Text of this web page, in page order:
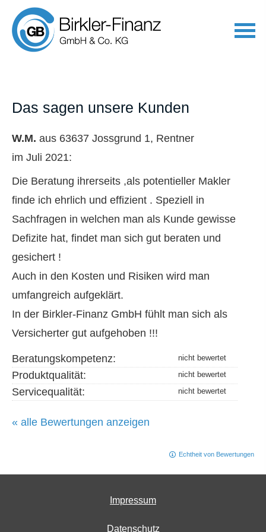
Das sagen unsere Kunden
W.M. aus 63637 Jossgrund 1, Rentner
im Juli 2021:
Die Beratung ihrerseits ,als potentieller Makler
finde ich ehrlich und effizient . Speziell in
Sachfragen in welchen man als Kunde gewisse
Defizite hat, findet man sich gut beraten und
gesichert !
Auch in den Kosten und Risiken wird man
umfangreich aufgeklärt.
In der Birkler-Finanz GmbH fühlt man sich als
Versicherter gut aufgehoben !!!
Beratungskompetenz:
Produktqualität:
Servicequalität:
« alle Bewertungen anzeigen
Echtheit von Bewertungen
Impressum
Datenschutz